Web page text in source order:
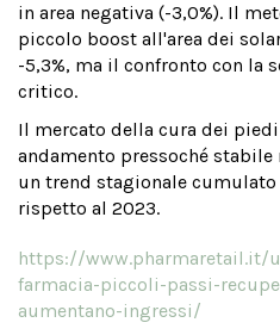
in area negativa (-3,0%). Il
piccolo boost all'area dei
-5,3%, ma il confronto con la
critico.
Il mercato della cura dei
andamento pressoché
un trend stagionale cumulato
rispetto al 2023.
https://www.pharmaretail.it/
farmacia-piccoli-passi-
aumentano-ingressi/